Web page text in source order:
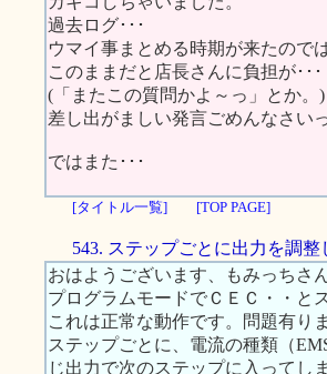
過去ログ･･･
ウマイ事まとめる時期が来たので
このままだと店長さんに負担が･･･
(「またこの質問かよ～っ」とか。)
差し出がましい発言ごめんなさい
ではまた･･･
[タイトル一覧] [TOP PAGE]
543. ステップごとに出力を調整
おはようございます、もみっちさん
プログラムモードでＣＥＣ・・と
これは正常な動作です。問題有り
ステップごとに、電流の種類（
じ出力で次のステップに入ってし